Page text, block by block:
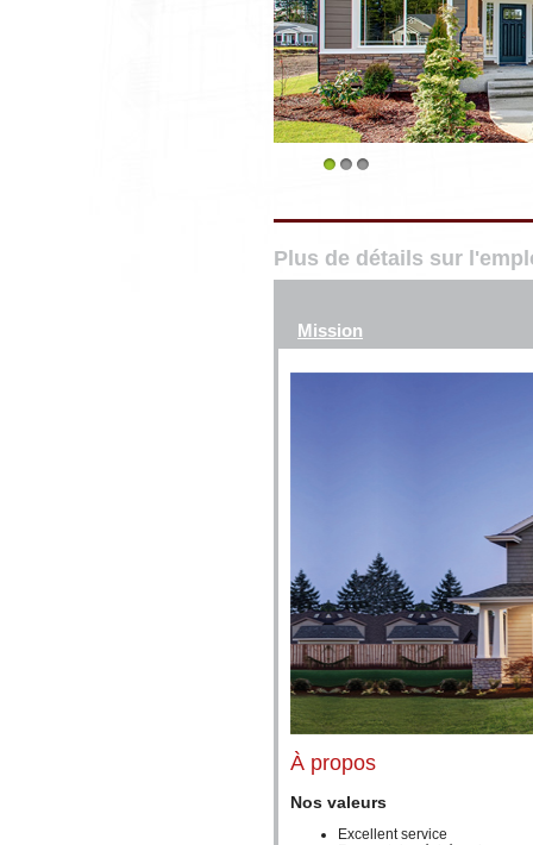
Plus de détails sur
Mission
À propos
Nos valeurs
Excellent service